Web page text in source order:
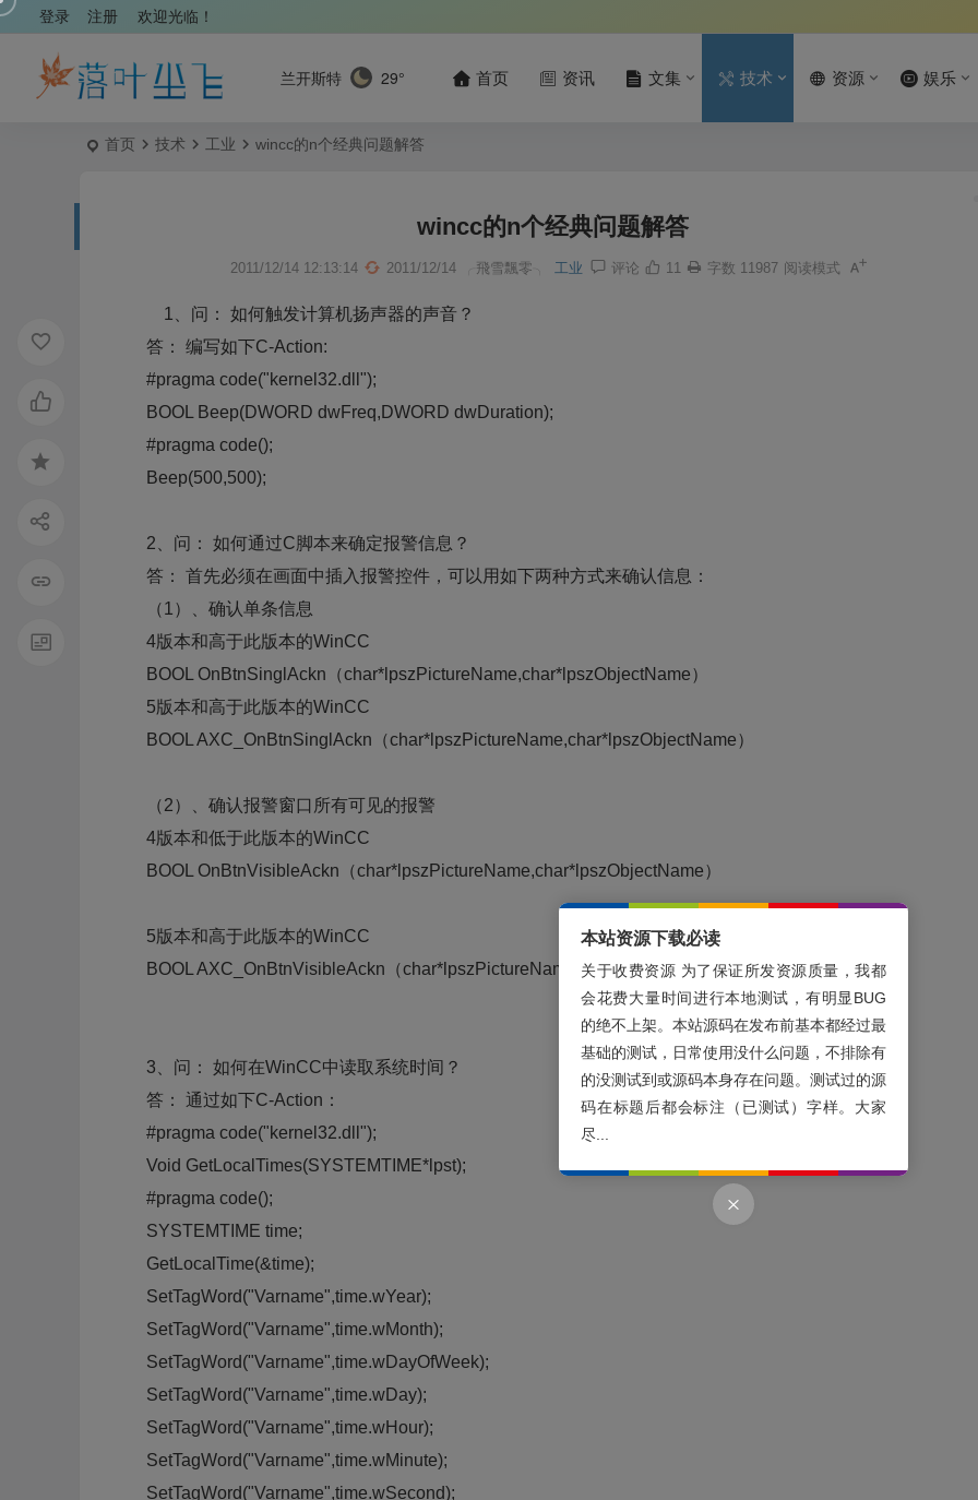
欢迎光临！
登录 注册
兰开斯特 29° 首页 资讯 文集 技术 资源 娱乐
首页 技术 工业 wincc的n个经典问题解答
wincc的n个经典问题解答
2011/12/14 12:13:14 2011/12/14 ╭飛雪飄零╮ 工业 评论 11 字数 11987 阅读模式
1、问： 如何触发计算机扬声器的声音？
答： 编写如下C-Action:
#pragma code("kernel32.dll");
BOOL Beep(DWORD dwFreq,DWORD dwDuration);
#pragma code();
Beep(500,500);
2、问： 如何通过C脚本来确定报警信息？
答： 首先必须在画面中插入报警控件，可以用如下两种方式来确认信息：
（1）、确认单条信息
4版本和高于此版本的WinCC
BOOL OnBtnSinglAckn（char*lpszPictureName,char*lpszObjectName）
5版本和高于此版本的WinCC
BOOL AXC_OnBtnSinglAckn（char*lpszPictureName,char*lpszObjectName）
（2）、确认报警窗口所有可见的报警
4版本和低于此版本的WinCC
BOOL OnBtnVisibleAckn（char*lpszPictureName,char*lpszObjectName）
5版本和高于此版本的WinCC
BOOL AXC_OnBtnVisibleAckn（char*lpszPictureName,char*lpszObjectName）
3、问： 如何在WinCC中读取系统时间？
答： 通过如下C-Action：
#pragma code("kernel32.dll");
Void GetLocalTimes(SYSTEMTIME*lpst);
#pragma code();
SYSTEMTIME time;
GetLocalTime(&time);
SetTagWord("Varname",time.wYear);
SetTagWord("Varname",time.wMonth);
SetTagWord("Varname",time.wDayOfWeek);
SetTagWord("Varname",time.wDay);
SetTagWord("Varname",time.wHour);
SetTagWord("Varname",time.wMinute);
SetTagWord("Varname",time.wSecond);
本站资源下载必读
关于收费资源 为了保证所发资源质量，我都
会花费大量时间进行本地测试，有明显BUG
的绝不上架。本站源码在发布前基本都经过最
基础的测试，日常使用没什么问题，不排除有
的没测试到或源码本身存在问题。测试过的源
码在标题后都会标注（已测试）字样。大家
尽...